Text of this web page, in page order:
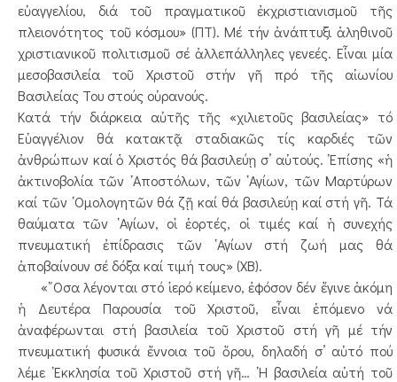
εὐαγγελίου, διά τοῦ πραγματικοῦ ἐκχριστιανισμοῦ τῆς
πλειονότητος τοῦ κόσμου» (ΠΤ). Μέ τήν ἀνάπτυξι ἀληθινοῦ
χριστιανικοῦ πολιτισμοῦ σέ ἀλλεπάλληλες γενεές. Εἶναι μία
μεσοβασιλεία τοῦ Χριστοῦ στήν γῆ πρό τῆς αἰωνίου
Βασιλείας Του στούς οὐρανούς.
Κατά τήν διάρκεια αὐτῆς τῆς «χιλιετοῦς βασιλείας» τό
Εὐαγγέλιον θά κατακτᾷ σταδιακῶς τίς καρδιές τῶν
ἀνθρώπων καί ὁ Χριστός θά βασιλεύῃ σ’ αὐτούς. ᾿Επίσης «ἡ
ἀκτινοβολία τῶν ᾿Αποστόλων, τῶν ῾Αγίων, τῶν Μαρτύρων
καί τῶν ῾Ομολογητῶν θά ζῇ καί θά βασιλεύῃ καί στή γῆ. Τά
θαύματα τῶν ῾Αγίων, οἱ ἑορτές, οἱ τιμές καί ἡ συνεχής
πνευματική ἐπίδρασις τῶν ῾Αγίων στή ζωή μας θά
ἀποβαίνουν σέ δόξα καί τιμή τους» (ΧΒ).
«῞Οσα λέγονται στό ἱερό κείμενο, ἐφόσον δέν ἔγινε ἀκόμη
ἡ Δευτέρα Παρουσία τοῦ Χριστοῦ, εἶναι ἑπόμενο νά
ἀναφέρωνται στή βασιλεία τοῦ Χριστοῦ στή γῆ μέ τήν
πνευματική φυσικά ἔννοια τοῦ ὅρου, δηλαδή σ’ αὐτό πού
λέμε ᾿Εκκλησία τοῦ Χριστοῦ στή γῆ… ῾Η βασιλεία αὐτή τοῦ